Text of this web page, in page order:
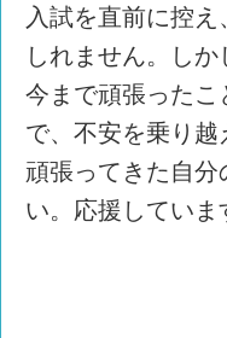
入試を直前に控
しれません。し
今まで頑張った
で、不安を乗り
頑張ってきた自
い。応援していま